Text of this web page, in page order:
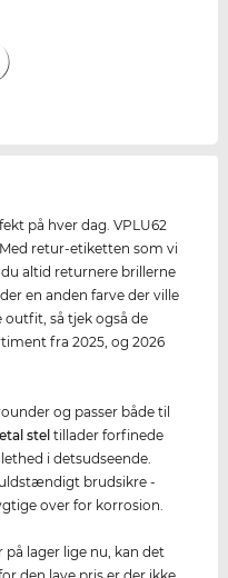
på hver dag. VPLU62
retur-etiketten som vi
altid returnere brillerne
en anden farve der ville
så tjek også de
fra 2025, og 2026
og passer både til
stel tillader forfinede
i detsudseende.
brudsikre -
over for korrosion.
på lager lige nu, kan det